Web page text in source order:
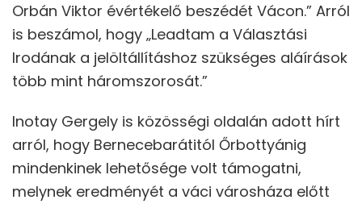
Orbán Viktor évértékelő beszédét Vácon.” Arról
is beszámol, hogy „Leadtam a Választási
Irodának a jelöltállításhoz szükséges aláírások
több mint háromszorosát.”
Inotay Gergely is közösségi oldalán adott hírt
arról, hogy Bernecebarátitól Őrbottyánig
mindenkinek lehetősége volt támogatni,
melynek eredményét a váci városháza előtt